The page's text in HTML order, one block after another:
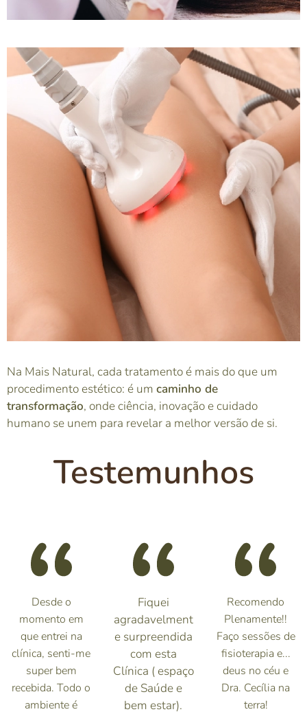
Na Mais Natural, cada tratamento é mais do que um
procedimento estético: é um caminho de
transformação, onde ciência, inovação e cuidado
humano se unem para revelar a melhor versão de si.
Testemunhos
Desde o
momento em
que entrei na
clínica, senti-me
super bem
recebida. Todo o
ambiente é
Fiquei
agradavelment
e surpreendida
com esta
Clínica ( espaço
de Saúde e
bem estar).
Recomendo
Plenamente!!
Faço sessões de
fisioterapia e...
deus no céu e
Dra. Cecília na
terra!